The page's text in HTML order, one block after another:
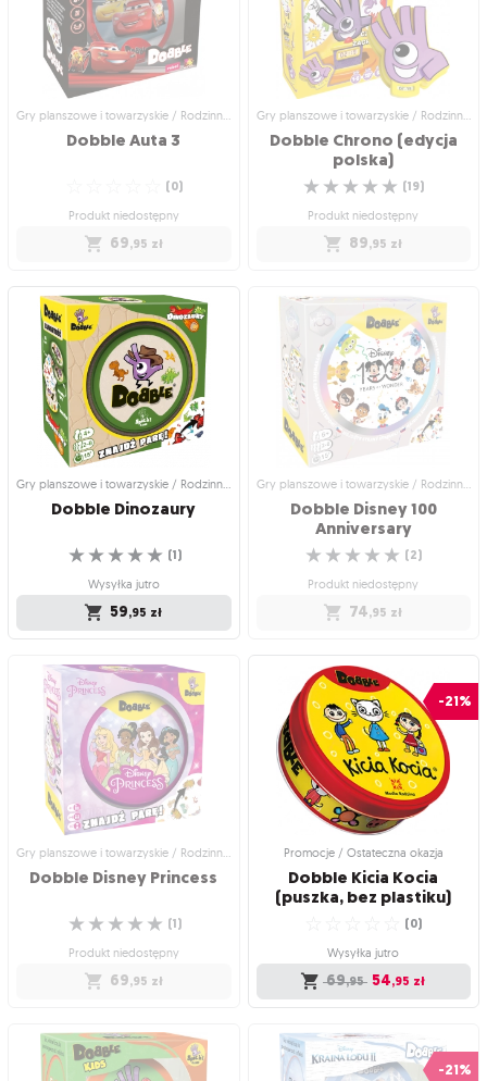
Szukaj par wśród bohaterów
hawajskiej przygody!
☆
☆
☆
☆
☆ (0)
Wysyłka jutro
Szukaj par wśród mieszkańców rajskiej
wyspy!
☆
☆
☆
☆
☆ (0
Wysyłka jutro
zł
Gry planszowe i towarzyskie / Rodzinne gry planszowe
Dobble Auta 3
(0)
Produkt niedostępny
69,95 zł
Gry planszowe i towarzyskie /
Rodzinne gry planszowe
Dobble Auta 3
Dobble z postaciami z bajki "Auta 3"
☆
☆
☆
☆
☆ (0)
Produkt niedostępny
69,95 zł
Gry planszowe i towarzyskie / Rodzinne gry planszowe
Dobble Chrono (edycja
polska)
☆
☆
☆
☆
☆ (19)
Produkt niedostępny
89,95 zł
Rodzinne gry planszowe
Dobble Chrono (edycja
polska)
Prawdziwy wyścig z czasem!
☆
☆
☆
☆
☆ (19)
Produkt niedostępny
zł
Gry planszowe i towarzyskie / Rodzinne gry planszowe
Dobble Dinozaury
☆
☆
☆
☆
☆ (1)
Wysyłka jutro
59,95 zł
Rodzinne gry planszowe
Dobble Dinozaury
Ruszaj na wykopaliska i szukaj par!
☆
☆
☆
☆
☆ (1)
Wysyłka jutro
59,95 zł
Gry planszowe i towarzyskie / Rodzinne gry planszowe
Dobble Disney 100
Anniversary
☆
☆
☆
☆
☆ (2)
Produkt niedostępny
74,95 zł
Gry planszowe i towarzyskie /
Rodzinne gry planszowe
Dobble Disney 100
Anniversary
Specjalna edycja gry na 100-lecie
Disneya!
☆
☆
☆
☆
☆ (2)
Produkt niedostępny
74,95
Gry planszowe i towarzyskie / Rodzinne gry planszowe
Dobble DisneyPrincess
☆
☆
☆
☆
☆ (1)
Produkt niedostępny
69,95 zł
Rodzinne gry planszowe
Dobble Disney Princess
-21%
Promocje / Ostateczna okazja
Dobble Kicia Kocia
(puszka, bez plastiku)
(0)
Wysyłka jutro
69,95 54,95 zł
Dobble Kicia Kocia
(puszka, bez plastiku)-21%